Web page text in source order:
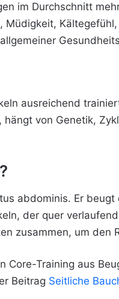
im Durchschnitt
Müdigkeit,
ausreichend
von Genetik,
abdominis. Er
der quer
zusammen, um den
Core-Training aus
Beitrag Seitliche